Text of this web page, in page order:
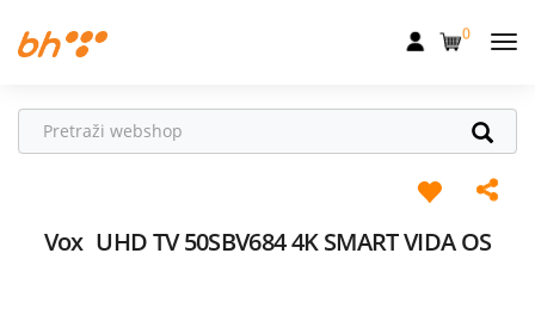
Fiksna
Televizija
0
Vox UHD TV 50SBV684 4K SMART VIDA OS